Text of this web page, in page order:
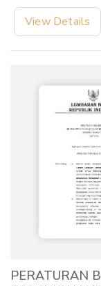
View Details
PERATURAN